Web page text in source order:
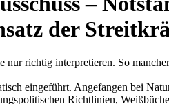
der
richtig interpretieren. So
eingeführt. Angefangen bei
Richtlinien,